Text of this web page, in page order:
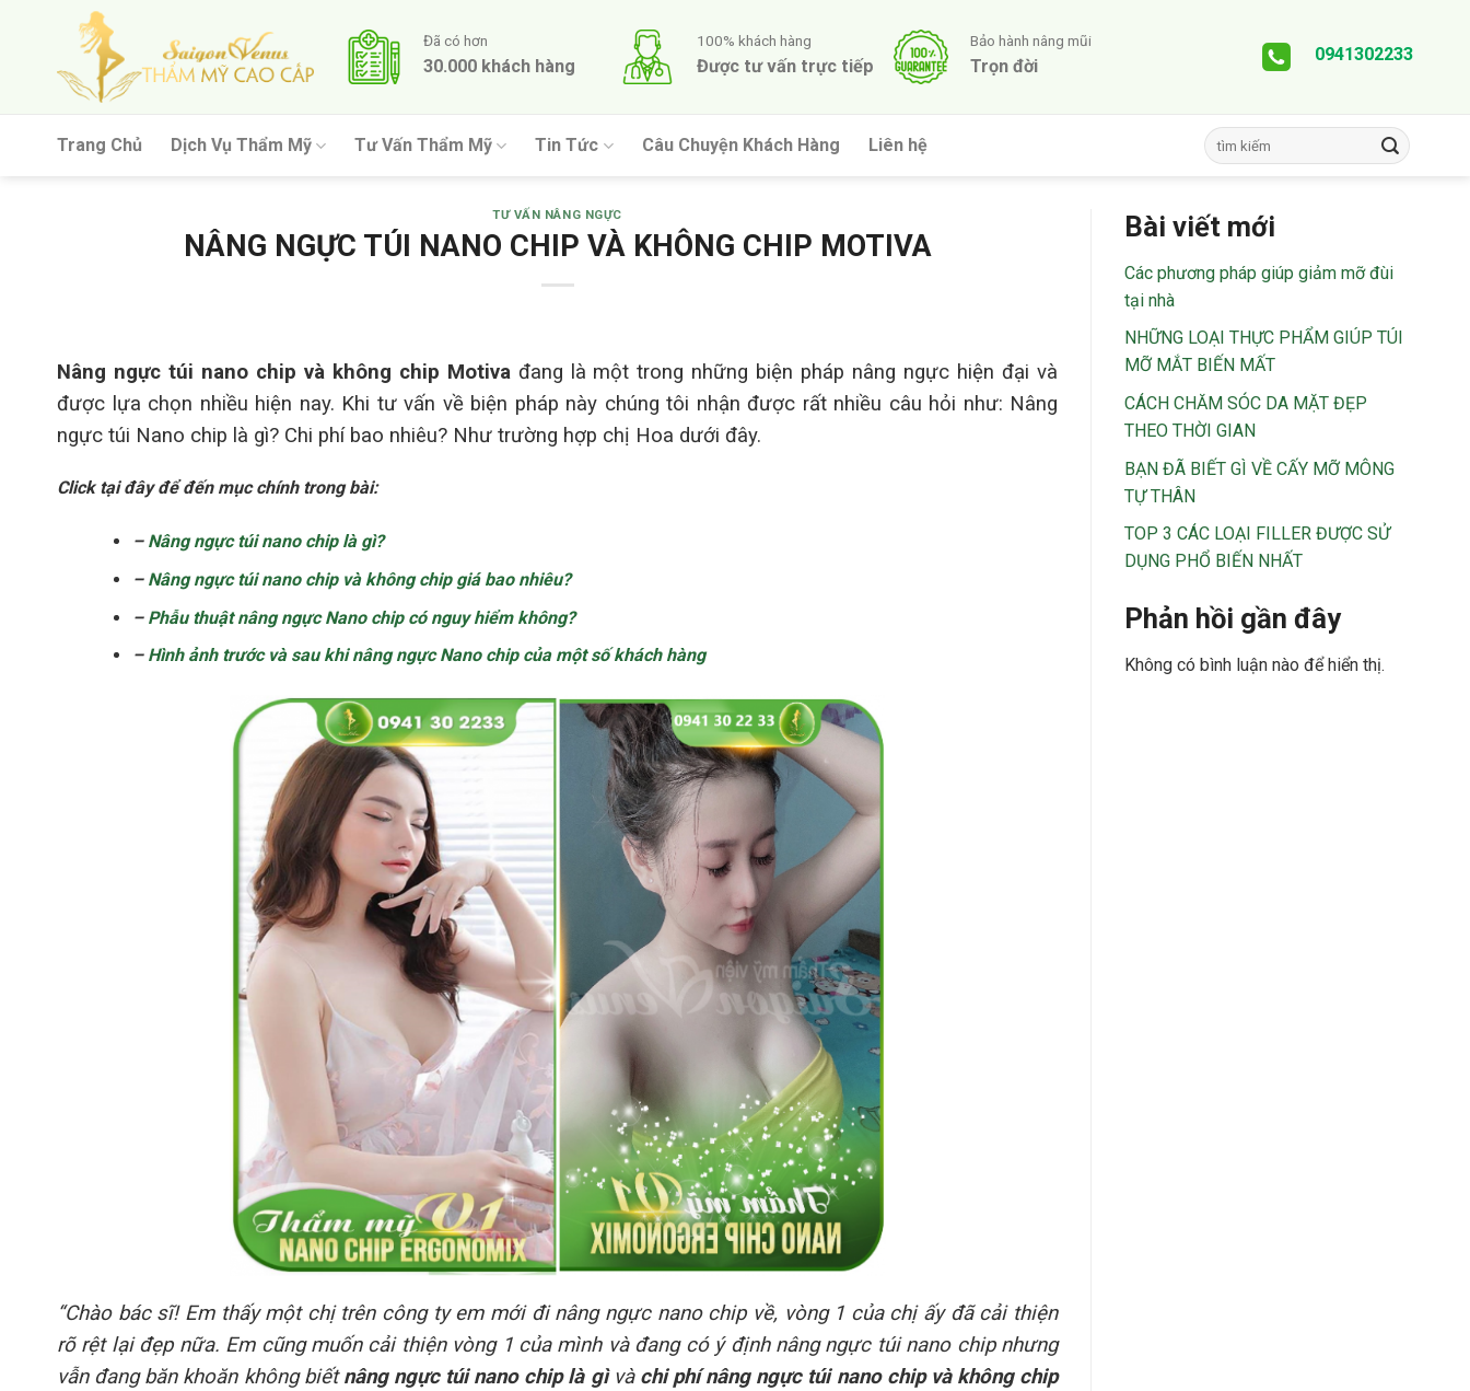
Đã có hơn
30.000 khách hàng
100% khách hàng
Được tư vấn trực tiếp
Bảo hành nâng mũi
Trọn đời
0941302233
Trang Chủ Dịch Vụ Thẩm Mỹ Tư Vấn Thẩm Mỹ Tin Tức Câu Chuyện Khách Hàng Liên hệ
TƯ VẤN NÂNG NGỰC
NÂNG NGỰC TÚI NANO CHIP VÀ KHÔNG CHIP MOTIVA
Nâng ngực túi nano chip và không chip Motivađang là một trong những biện pháp nâng ngực hiện đại và
được lựa chọn nhiều hiện nay. Khi tư vấn về biện pháp này chúng tôi nhận được rất nhiều câu hỏi như: Nâng
ngực túi Nano chip là gì? Chi phí bao nhiêu? Như trường hợp chị Hoa dưới đây.
Click tại đây để đến mục chính trong bài:
– Nâng ngực túi nano chip là gì?
– Nâng ngực túi nano chip và không chip giá bao nhiêu?
– Phẫu thuật nâng ngực Nano chip có nguy hiểm không?
– Hình ảnh trước và sau khi nâng ngực Nano chip của một số khách hàng
“Chào bác sĩ! Em thấy một chị trên công ty em mới đi nâng ngực nano chip về, vòng 1 của chị ấy đã cải thiện
rõ rệt lại đẹp nữa. Em cũng muốn cải thiện vòng 1 của mình và đang có ý định nâng ngực túi nano chip nhưng
vẫn đang băn khoăn không biếtnâng ngực túi nano chip là gìvà chi phí nâng ngực túi nano chip và không chip
Bài viết mới
Các phương pháp giúp giảm mỡ đùi
tại nhà
NHỮNG LOẠI THỰC PHẨM GIÚP TÚI
MỠ MẮT BIẾN MẤT
CÁCH CHĂM SÓC DA MẶT ĐẸP
THEO THỜI GIAN
BẠN ĐÃ BIẾT GÌ VỀ CẤY MỠ MÔNG
TỰ THÂN
TOP 3 CÁC LOẠI FILLER ĐƯỢC SỬ
DỤNG PHỔ BIẾN NHẤT
Phản hồi gần đây
Không có bình luận nào để hiển thị.